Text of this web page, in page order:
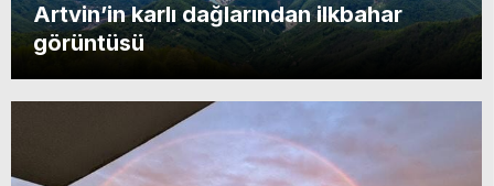
Artvin’in karlı dağlarından ilkbahar
görüntüsü